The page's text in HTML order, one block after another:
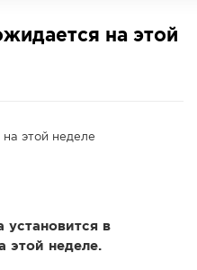
на этой
установится в
этой неделе.